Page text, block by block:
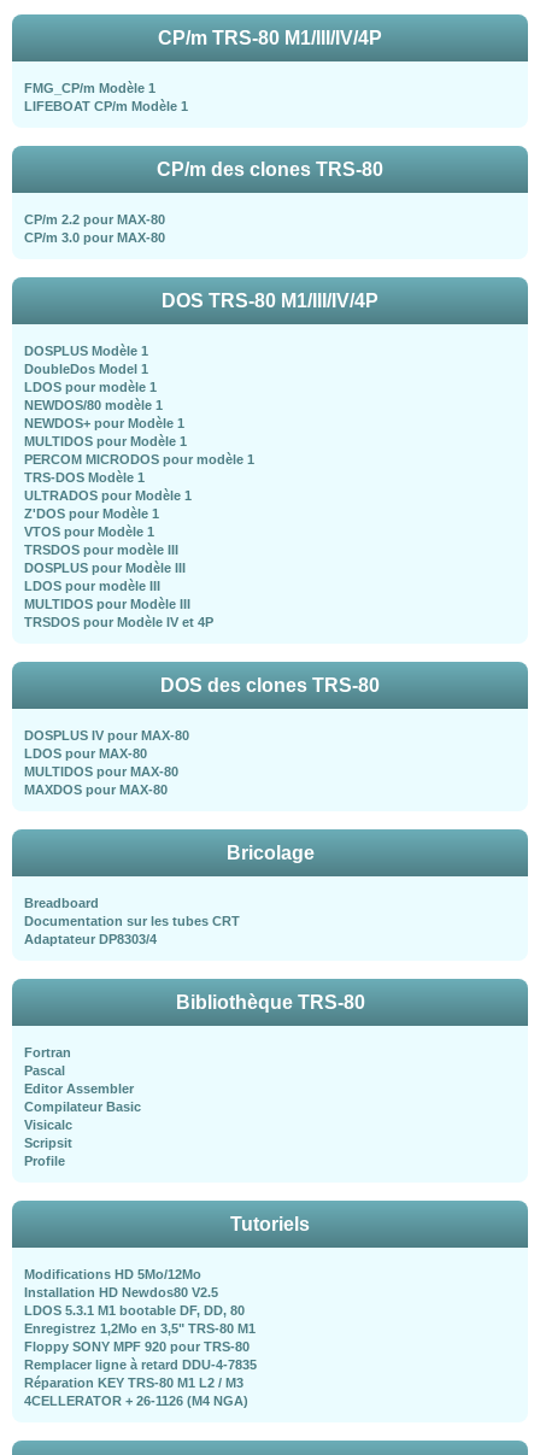
CP/m TRS-80 M1/III/IV/4P
FMG_CP/m Modèle 1
LIFEBOAT CP/m Modèle 1
CP/m des clones TRS-80
CP/m 2.2 pour MAX-80
CP/m 3.0 pour MAX-80
DOS TRS-80 M1/III/IV/4P
DOSPLUS Modèle 1
DoubleDos Model 1
LDOS pour modèle 1
NEWDOS/80 modèle 1
NEWDOS+ pour Modèle 1
MULTIDOS pour Modèle 1
PERCOM MICRODOS pour modèle 1
TRS-DOS Modèle 1
ULTRADOS pour Modèle 1
Z'DOS pour Modèle 1
VTOS pour Modèle 1
TRSDOS pour modèle III
DOSPLUS pour Modèle III
LDOS pour modèle III
MULTIDOS pour Modèle III
TRSDOS pour Modèle IV et 4P
DOS des clones TRS-80
DOSPLUS IV pour MAX-80
LDOS pour MAX-80
MULTIDOS pour MAX-80
MAXDOS pour MAX-80
Bricolage
Breadboard
Documentation sur les tubes CRT
Adaptateur DP8303/4
Bibliothèque TRS-80
Fortran
Pascal
Editor Assembler
Compilateur Basic
Visicalc
Scripsit
Profile
Tutoriels
Modifications HD 5Mo/12Mo
Installation HD Newdos80 V2.5
LDOS 5.3.1 M1 bootable DF, DD, 80
Enregistrez 1,2Mo en 3,5" TRS-80 M1
Floppy SONY MPF 920 pour TRS-80
Remplacer ligne à retard DDU-4-7835
Réparation KEY TRS-80 M1 L2 / M3
4CELLERATOR + 26-1126 (M4 NGA)